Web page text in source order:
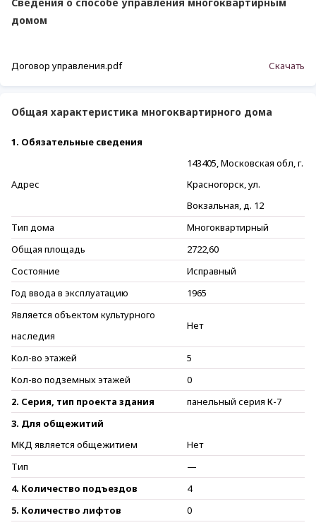
домом
Договор управления.pdf Скачать
Общая характеристика многоквартирного дома
1. Обязательные сведения
Адрес
143405, Московская обл, г.
Красногорск, ул.
Вокзальная, д. 12
Тип дома
Многоквартирный
Общая площадь
2722,60
Состояние
Исправный
Год ввода в эксплуатацию
1965
Является объектом культурного
наследия
Нет
Кол-во этажей
5
Кол-во подземных этажей
0
2. Серия, тип проекта здания
панельный серия К-7
3. Для общежитий
МКД является общежитием
Нет
Тип
—
4. Количество подъездов
4
5. Количество лифтов
0